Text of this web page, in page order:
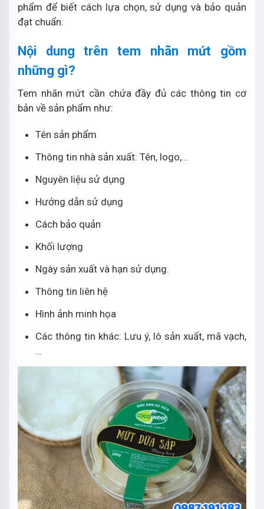
phẩm để biết cách lựa chọn, sử dụng và bảo quản
đạt chuẩn.
Nội dung trên tem nhãn mứt gồm
những gì?
Tem nhãn mứt cần chứa đầy đủ các thông tin cơ
bản về sản phẩm như:
Tên sản phẩm
Thông tin nhà sản xuất: Tên, logo,…
Nguyên liệu sử dụng
Hướng dẫn sử dụng
Cách bảo quản
Khối lượng
Ngày sản xuất và hạn sử dụng.
Thông tin liên hệ
Hình ảnh minh họa
Các thông tin khác: Lưu ý, lô sản xuất, mã vạch,
…